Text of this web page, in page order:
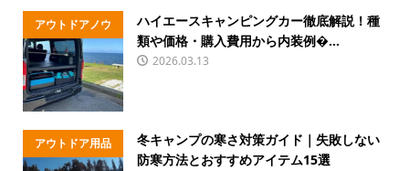
アウトドアノウ
ハウ
ハイエースキャンピングカー徹底解説！種
類や価格・購入費用から内装例�...
2026.03.13
アウトドア用品
冬キャンプの寒さ対策ガイド｜失敗しない
防寒方法とおすすめアイテム15選